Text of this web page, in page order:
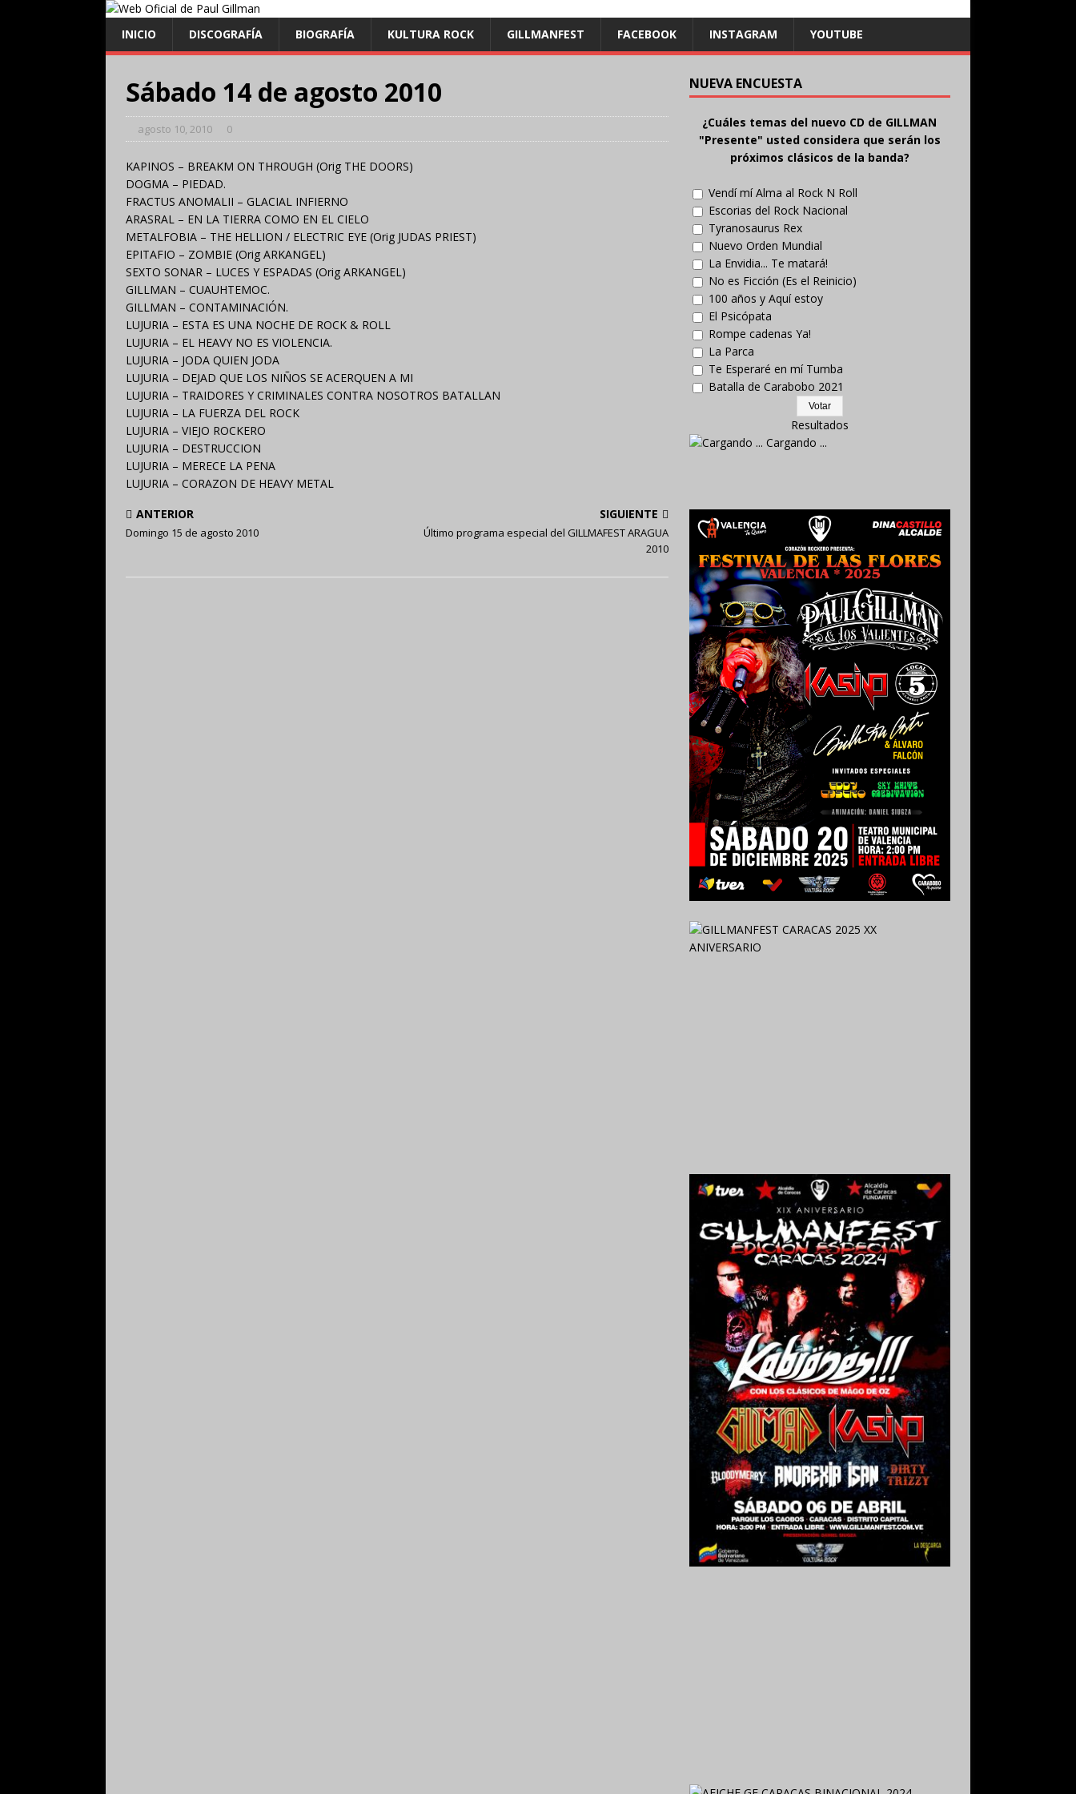
INICIO DISCOGRAFÍA BIOGRAFÍA KULTURA ROCK GILLMANFEST FACEBOOK INSTAGRAM YOUTUBE
Sábado 14 de agosto 2010
agosto 10, 2010 0
KAPINOS – BREAKM ON THROUGH (Orig THE DOORS)
DOGMA – PIEDAD.
FRACTUS ANOMALII – GLACIAL INFIERNO
ARASRAL – EN LA TIERRA COMO EN EL CIELO
METALFOBIA – THE HELLION / ELECTRIC EYE (Orig JUDAS PRIEST)
EPITAFIO – ZOMBIE (Orig ARKANGEL)
SEXTO SONAR – LUCES Y ESPADAS (Orig ARKANGEL)
GILLMAN – CUAUHTEMOC.
GILLMAN – CONTAMINACIÓN.
LUJURIA – ESTA ES UNA NOCHE DE ROCK & ROLL
LUJURIA – EL HEAVY NO ES VIOLENCIA.
LUJURIA – JODA QUIEN JODA
LUJURIA – DEJAD QUE LOS NIÑOS SE ACERQUEN A MI
LUJURIA – TRAIDORES Y CRIMINALES CONTRA NOSOTROS BATALLAN
LUJURIA – LA FUERZA DEL ROCK
LUJURIA – VIEJO ROCKERO
LUJURIA – DESTRUCCION
LUJURIA – MERECE LA PENA
LUJURIA – CORAZON DE HEAVY METAL
ANTERIOR
Domingo 15 de agosto 2010
SIGUIENTE
Último programa especial del GILLMAFEST ARAGUA
2010
NUEVA ENCUESTA
¿Cuáles temas del nuevo CD de GILLMAN
"Presente" usted considera que serán los
próximos clásicos de la banda?
Vendí mí Alma al Rock N Roll
Escorias del Rock Nacional
Tyranosaurus Rex
Nuevo Orden Mundial
La Envidia... Te matará!
No es Ficción (Es el Reinicio)
100 años y Aquí estoy
El Psicópata
Rompe cadenas Ya!
La Parca
Te Esperaré en mí Tumba
Batalla de Carabobo 2021
Resultados
Cargando ...